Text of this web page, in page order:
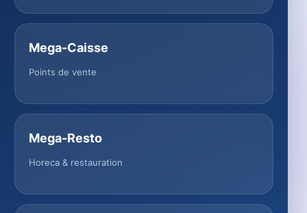
Mega-Caisse
Points de vente
Mega-Resto
Horeca & restauration